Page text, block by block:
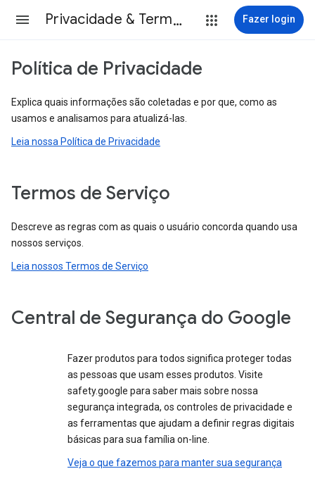
Privacidade & Termos Fazer login
Política de Privacidade
Explica quais informações são coletadas e por que, como as
usamos e analisamos para atualizá-las.
Leia nossa Política de Privacidade
Termos de Serviço
Descreve as regras com as quais o usuário concorda quando usa
nossos serviços.
Leia nossos Termos de Serviço
Central de Segurança do Google
Fazer produtos para todos significa proteger todas
as pessoas que usam esses produtos. Visite
safety.google para saber mais sobre nossa
segurança integrada, os controles de privacidade e
as ferramentas que ajudam a definir regras digitais
básicas para sua família on-line.
Veja o que fazemos para manter sua segurança